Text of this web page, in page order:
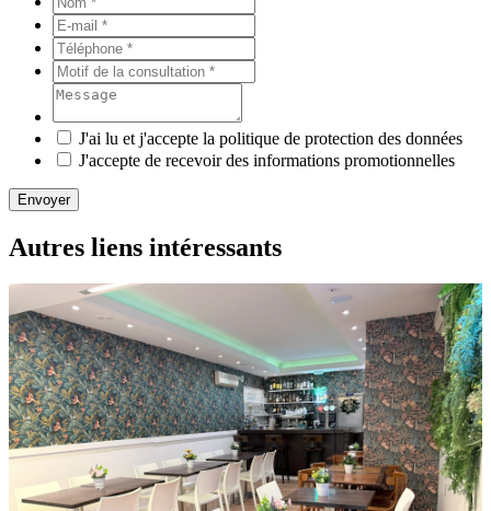
J'ai lu et j'accepte la politique de protection des données
J'accepte de recevoir des informations promotionnelles
Envoyer
Autres liens intéressants